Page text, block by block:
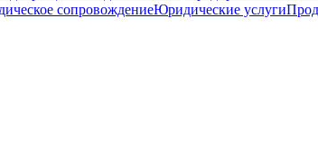
сопровождениеЮридические услуги